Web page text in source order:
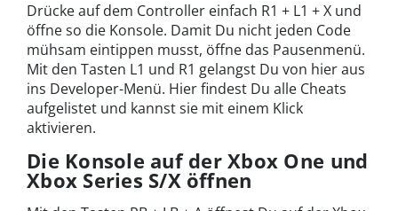
Drücke auf dem Controller einfach R1 + L1 + X und
öffne so die Konsole. Damit Du nicht jeden Code
mühsam eintippen musst, öffne das Pausenmenü.
Mit den Tasten L1 und R1 gelangst Du von hier aus
ins Developer-Menü. Hier findest Du alle Cheats
aufgelistet und kannst sie mit einem Klick
aktivieren.
Die Konsole auf der Xbox One und
Xbox Series S/X öffnen